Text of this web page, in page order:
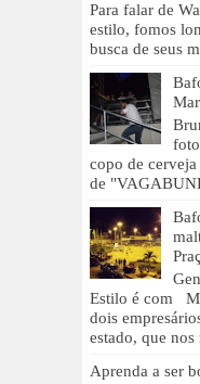
Para falar de
estilo, fomos
busca de seus
copo de
de
Estilo é com
dois
estado, que
Aprenda a ser